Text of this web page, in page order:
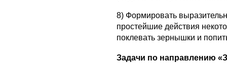
8) Формировать
простейшие действия
поклевать зернышки и
Задачи по направлению